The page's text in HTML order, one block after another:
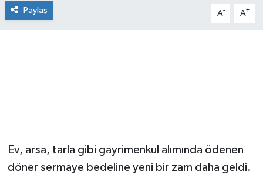
Paylaş A- A+
Ev, arsa, tarla gibi gayrimenkul alımında ödenen
döner sermaye bedeline yeni bir zam daha geldi.